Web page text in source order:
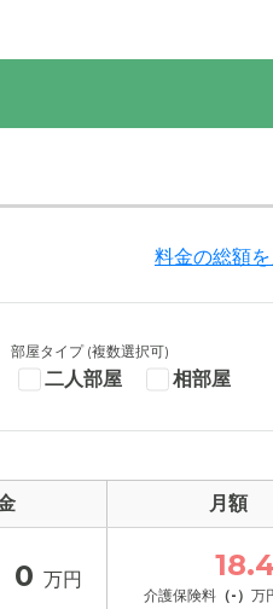
料金の総額
部屋タイプ (複数選択可)
二人部屋 相部屋
月額
0 万円
介護保険料 （-） 万